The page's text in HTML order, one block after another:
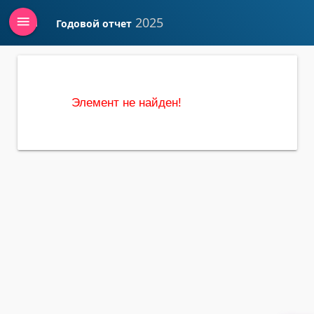
Войти Годовой отчет 2025
menu
Элемент не найден!